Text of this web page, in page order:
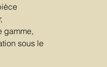
gamme,
sous le